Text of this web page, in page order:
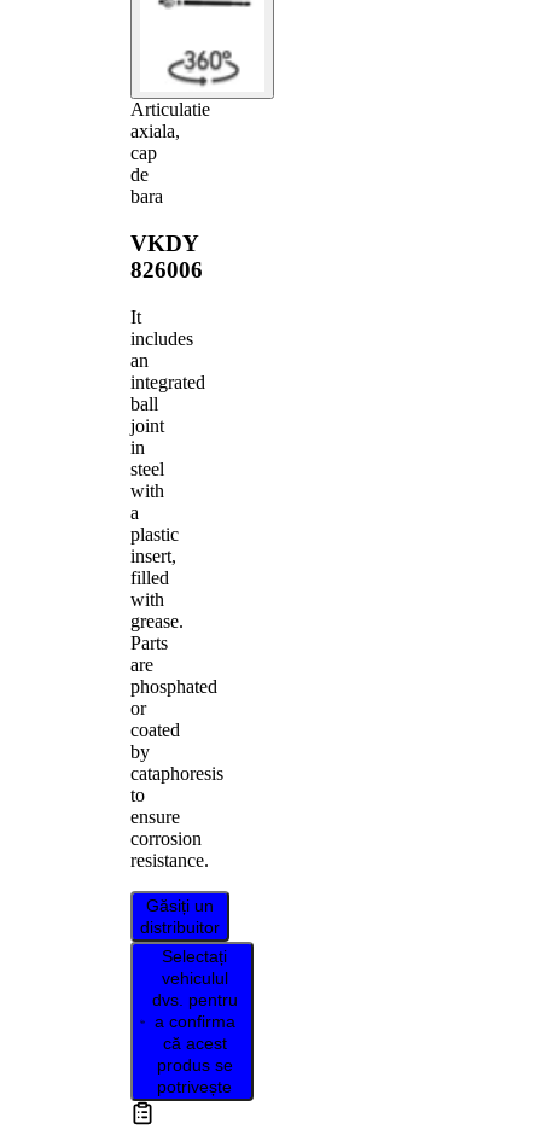
Articulatie
axiala,
cap
de
bara
VKDY
826006
It
includes
an
integrated
ball
joint
in
steel
with
a
plastic
insert,
filled
with
grease.
Parts
are
phosphated
or
coated
by
cataphoresis
to
ensure
corrosion
resistance.
Găsiți un
distribuitor
Selectați
vehiculul
dvs. pentru
a confirma
că acest
produs se
potrivește